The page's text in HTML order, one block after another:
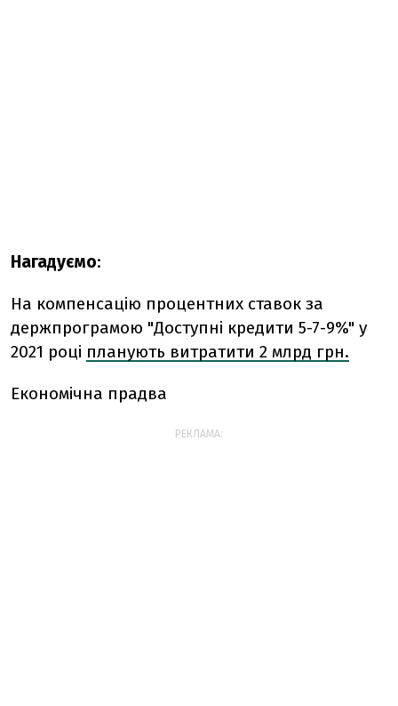
Нагадуємо:
На компенсацію процентних ставок за
держпрограмою "Доступні кредити 5-7-9%" у
2021 році планують витратити 2 млрд грн.
Економічна прадва
РЕКЛАМА: